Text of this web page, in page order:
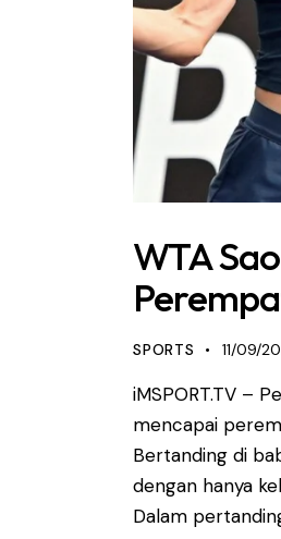
WTA
SPORTS 11/09/
iMSPORT.TV –
mencapai
Bertanding di
dengan hanya
Dalam